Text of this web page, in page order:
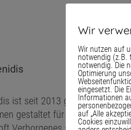
ist seit 2013
gestaltet für seine Kunden
Wir
Wir nutzen auf
notwendig (z.B.
notwendig. Die
Optimierung
eingesetzt. Die
Informationen
auf „Alle
Cookies